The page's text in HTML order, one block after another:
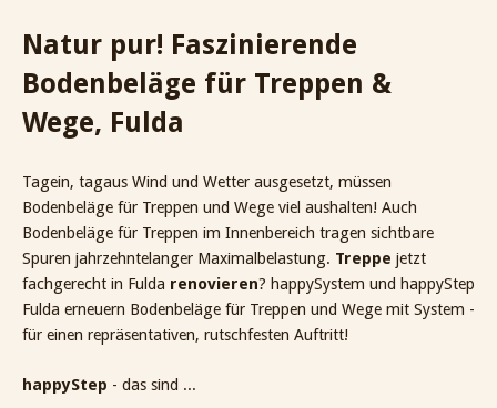
Natur pur! Faszinierende
Bodenbeläge für Treppen &
Wege, Fulda
Tagein, tagaus Wind und Wetter ausgesetzt, müssen
Bodenbeläge für Treppen und Wege viel aushalten! Auch
Bodenbeläge für Treppen im Innenbereich tragen sichtbare
Spuren jahrzehntelanger Maximalbelastung. Treppe jetzt
fachgerecht in Fulda renovieren? happySystem und happyStep
Fulda erneuern Bodenbeläge für Treppen und Wege mit System -
für einen repräsentativen, rutschfesten Auftritt!
happyStep - das sind ...